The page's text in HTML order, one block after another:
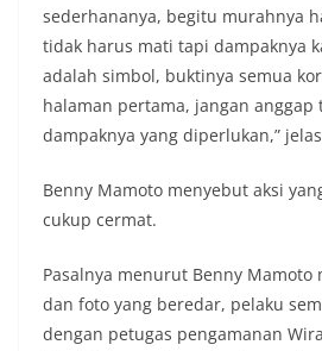
sederhananya, begitu murahnya
tidak harus mati tapi dampaknya
adalah simbol, buktinya semua
halaman pertama, jangan
dampaknya yang diperlukan,”
Benny Mamoto menyebut aksi
cukup cermat.
Pasalnya menurut Benny
dan foto yang beredar, pelaku
dengan petugas pengamanan